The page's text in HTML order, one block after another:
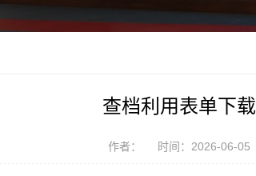
查档利用表单下载
作者： 时间：2026-06-05